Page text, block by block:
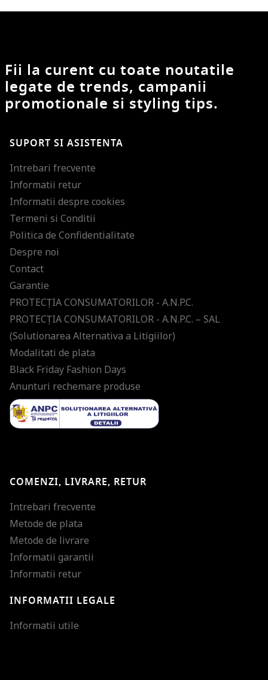
Fii la curent cu toate noutatile
legate de trends, campanii
promotionale si styling tips.
SUPORT SI ASISTENTA
Intrebari frecvente
Informatii retur
Informatii despre cookies
Termeni si Conditii
Politica de Confidentialitate
Despre noi
Contact
Garantie
PROTECŢIA CONSUMATORILOR - A.N.P.C.
PROTECŢIA CONSUMATORILOR - A.N.P.C. – SAL
(Solutionarea Alternativa a Litigiilor)
Modalitati de plata
Black Friday Fashion Days
Anunturi rechemare produse
COMENZI, LIVRARE, RETUR
Intrebari frecvente
Metode de plata
Metode de livrare
Informatii garantii
Informatii retur
INFORMATII LEGALE
Informatii utile